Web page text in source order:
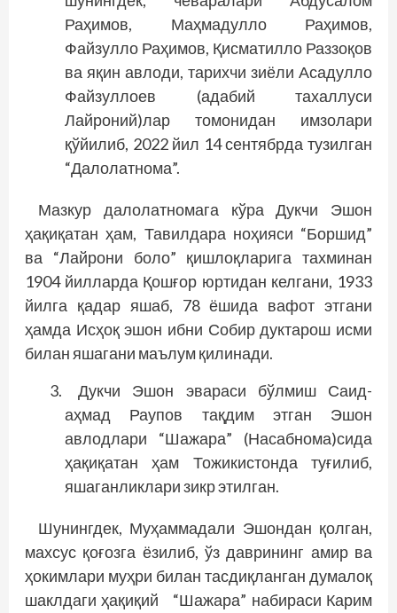
Раҳимов, Маҳмадулло Раҳимов,
Файзулло Раҳимов, Қисматилло Раззоқов
ва яқин авлоди, тарихчи зиё­­ли Асадулло
Файзуллоев (адабий тахаллуси
Лайроний)лар томонидан имзолари
қўйилиб, 2022 йил 14 сентябрда тузилган
“Далолатнома”.
Мазкур далолатномага кўра Дукчи Эшон
ҳақиқатан ҳам, Тавилдара но­ҳияси “Боршид”
ва “Лайрони боло” қиш­лоқларига тахминан
1904 йилларда Қошғор юртидан келгани, 1933
йилга қадар яшаб, 78 ёшида вафот этгани
ҳамда Исҳоқ эшон ибни Собир дуктарош исми
билан яшагани маълум қилинади.
Дукчи Эшон эвараси бўлмиш Саид­
аҳмад Раупов тақдим этган Эшон
авлодлари “Шажара” (Насабнома)сида
ҳақиқатан ҳам Тожикистонда туғилиб,
яшаганликлари зикр этилган.
Шунингдек, Муҳаммадали Эшондан қолган,
махсус қоғозга ёзилиб, ўз даврининг амир ва
ҳокимлари муҳри билан тасдиқланган думалоқ
шаклдаги ҳақиқий “Шажара” набираси Карим